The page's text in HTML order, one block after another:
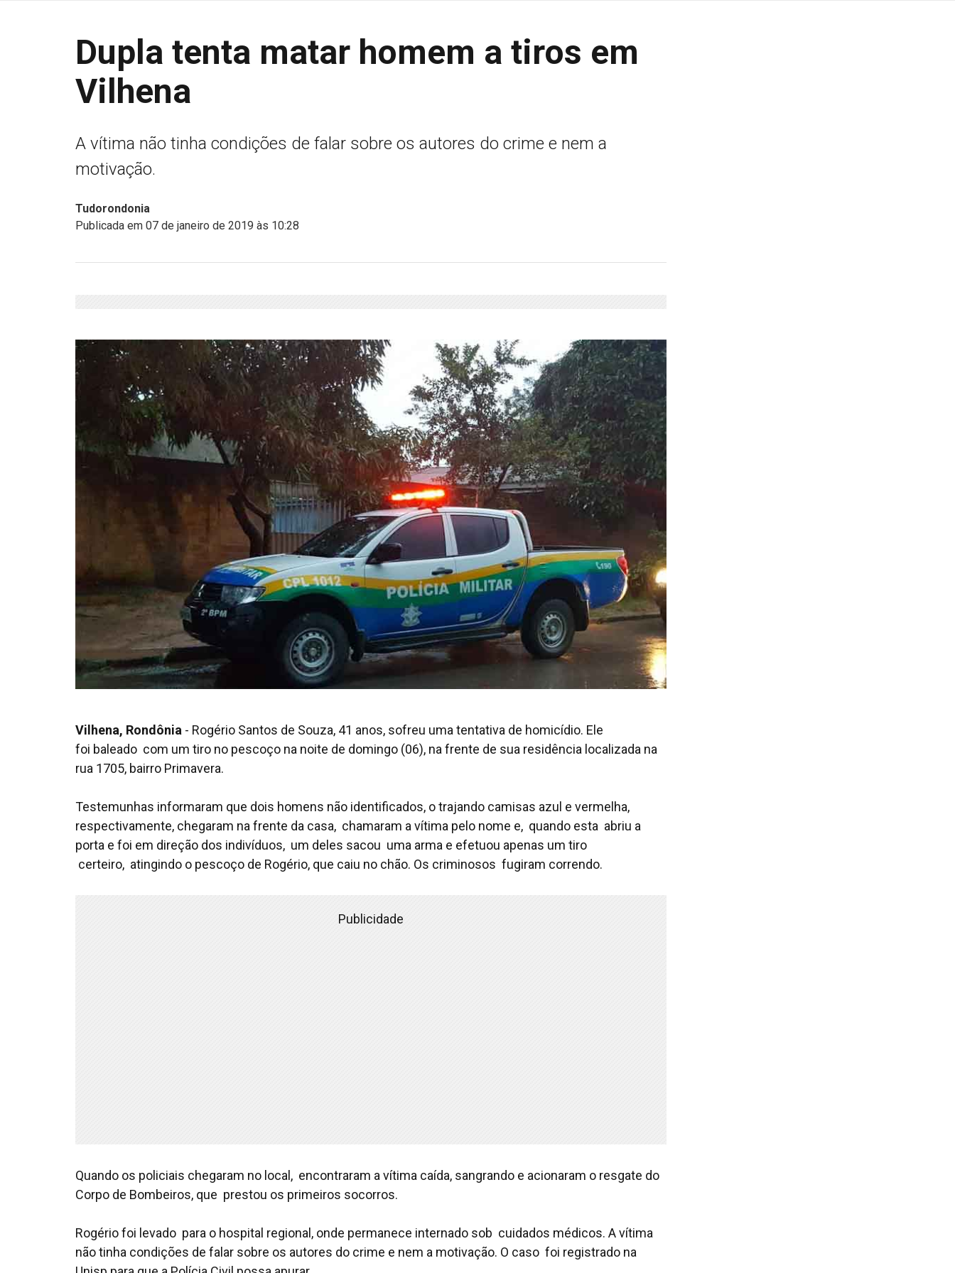
Dupla tenta matar homem a tiros em
Vilhena
A vítima não tinha condições de falar sobre os autores do crime e nem a
motivação.
Tudorondonia
Publicada em 07 de janeiro de 2019 às 10:28
Vilhena, Rondônia - Rogério Santos de Souza, 41 anos, sofreu uma tentativa de homicídio. Ele
foi baleado com um tiro no pescoço na noite de domingo (06), na frente de sua residência localizada na
rua 1705, bairro Primavera.
Testemunhas informaram que dois homens não identificados, o trajando camisas azul e vermelha,
respectivamente, chegaram na frente da casa, chamaram a vítima pelo nome e, quando esta abriu a
porta e foi em direção dos indivíduos, um deles sacou uma arma e efetuou apenas um tiro
certeiro, atingindo o pescoço de Rogério, que caiu no chão. Os criminosos fugiram correndo.
Publicidade
Quando os policiais chegaram no local, encontraram a vítima caída, sangrando e acionaram o resgate do
Corpo de Bombeiros, que prestou os primeiros socorros.
Rogério foi levado para o hospital regional, onde permanece internado sob cuidados médicos. A vítima
não tinha condições de falar sobre os autores do crime e nem a motivação. O caso foi registrado na